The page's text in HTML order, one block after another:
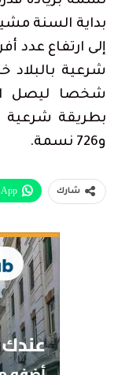
بداية السنة
إلى ارتفاع عدد
شخصا ليصل
و726 نسمة.
شارك